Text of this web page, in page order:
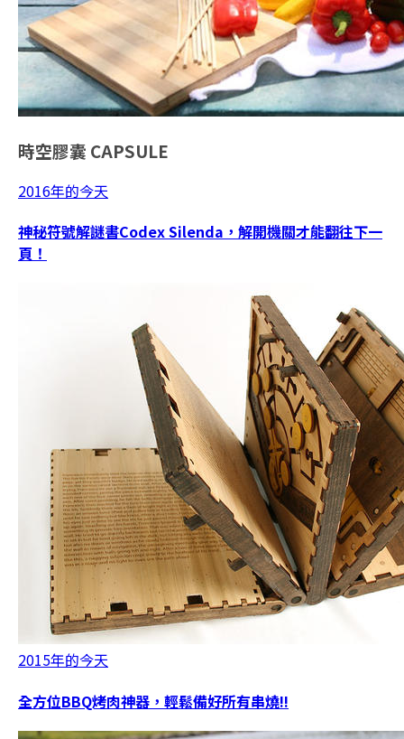
時空膠囊 CAPSULE
2016年的今天
神秘符號解謎書Codex Silenda，解開機關才能翻往下一
頁！
2015年的今天
全方位BBQ烤肉神器，輕鬆備好所有串燒!!